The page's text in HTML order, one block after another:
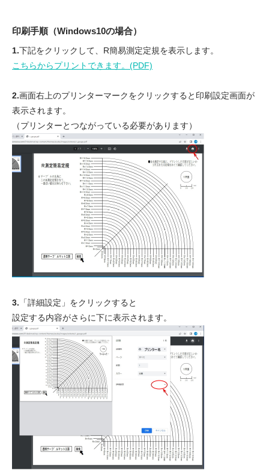
印刷手順（Windows10の場合）
1.下記をクリックして、R簡易測定定規を表示します。
こちらからプリントできます。(PDF)
2.画面右上のプリンターマークをクリックすると印刷設定画面が
表示されます。
（プリンターとつながっている必要があります）
3. 「詳細設定」をクリックすると
設定する内容がさらに下に表示されます。